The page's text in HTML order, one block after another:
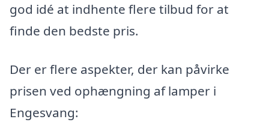
god idé at indhente flere tilbud for at
finde den bedste pris.
Der er flere aspekter, der kan påvirke
prisen ved ophængning af lamper i
Engesvang: